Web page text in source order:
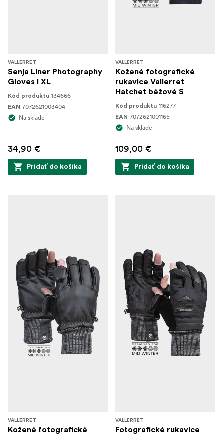
VALLERRET
Senja Liner Photography
Gloves I XL
Kód produktu 134666
EAN 7072621003404
Na sklade
34,90 €
Pridať do košíka
VALLERRET
Kožené fotografické
rukavice Vallerret
Hatchet béžové S
Kód produktu 116277
EAN 7072621001165
Na sklade
109,00 €
Pridať do košíka
VALLERRET
Kožené fotografické
VALLERRET
Fotografické rukavice